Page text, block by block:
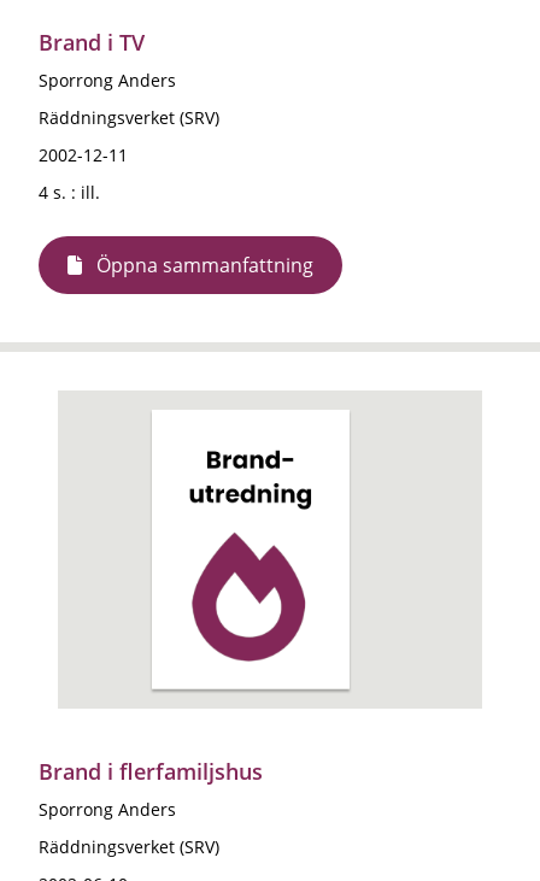
Brand i TV
Sporrong Anders
Räddningsverket (SRV)
2002-12-11
4 s. : ill.
Öppna sammanfattning
Brand i flerfamiljshus
Sporrong Anders
Räddningsverket (SRV)